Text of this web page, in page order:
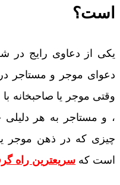
است؟
یکی از دعاوی رایج در
دعوای موجر و مستاجر
وقتی موجر یا صاحبخانه
، و مستاجر به هر دلیلی
چیزی که در ذهن موجر
است که سریعترین راه